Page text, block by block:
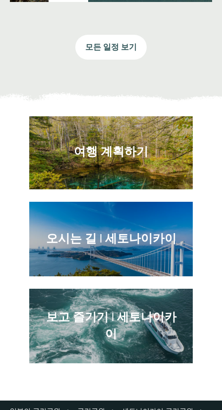
모든 일정 보기
여행 계획하기
오시는 길 | 세토나이카이
보고 즐기기 | 세토나이카
이